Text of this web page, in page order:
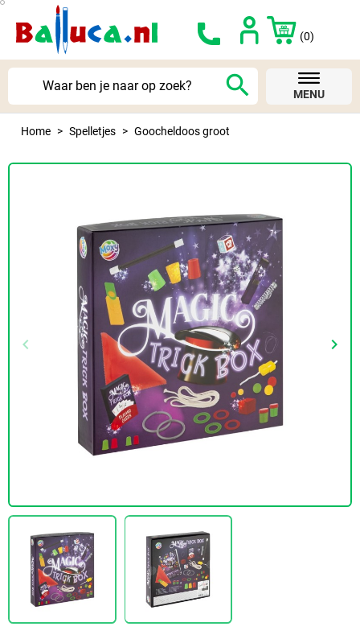
(0)
search MENU
Home Spelletjes Goocheldoos groot
Vorige
keyboard_arrow_left keyboard_arrow_right